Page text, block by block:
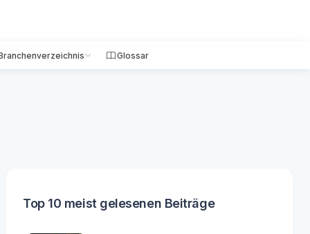
Glossar
Top 10 meist gelesenen Beiträge